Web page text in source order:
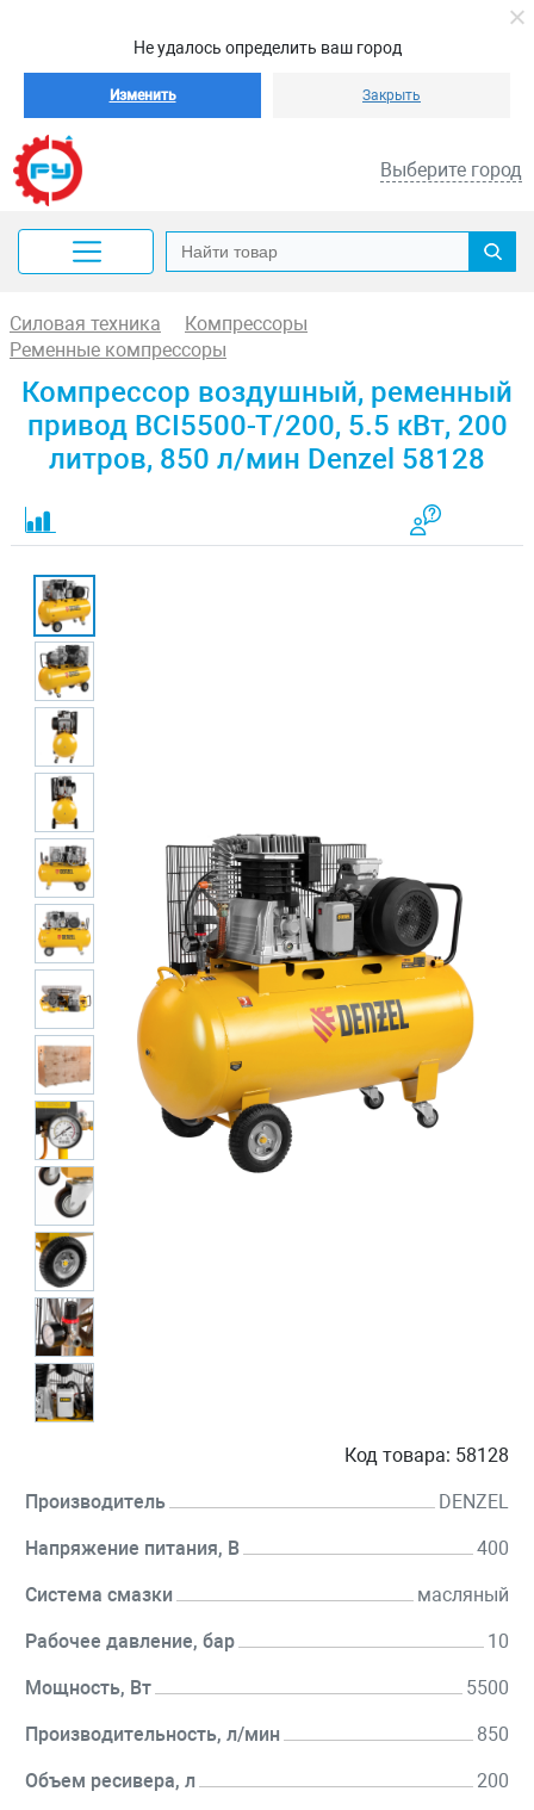
Не удалось определить ваш город
Изменить Закрыть
Выберите город
Силовая техника
Компрессоры
Ременные компрессоры
Компрессор воздушный, ременный
привод BCI5500-T/200, 5.5 кВт, 200
литров, 850 л/мин Denzel 58128
Код товара: 58128
Производитель DENZEL
Напряжение питания, В 400
Система смазки масляный
Рабочее давление, бар 10
Мощность, Вт 5500
Производительность, л/мин 850
Объем ресивера, л 200